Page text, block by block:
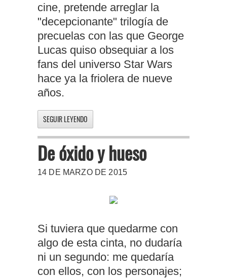
cine, pretende arreglar la
"decepcionante" trilogía de
precuelas con las que George
Lucas quiso obsequiar a los
fans del universo Star Wars
hace ya la friolera de nueve
años.
SEGUIR LEYENDO
De óxido y hueso
14 DE MARZO DE 2015
Si tuviera que quedarme con
algo de esta cinta, no dudaría
ni un segundo: me quedaría
con ellos, con los personajes;